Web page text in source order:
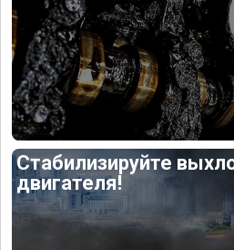
Стабилизируйте
двигателя!